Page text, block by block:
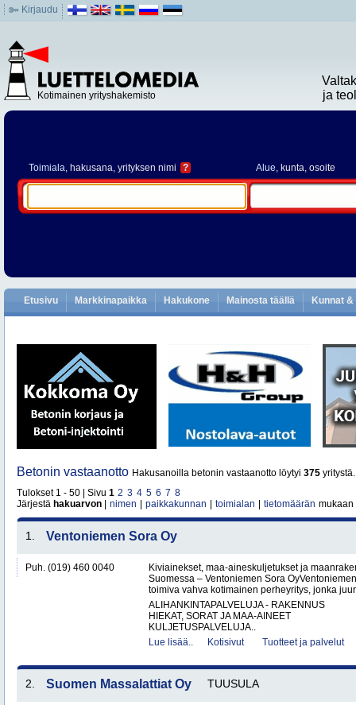
Kirjaudu
Kotimainen yrityshakemisto
ja
Toimiala, hakusana, yrityksen nimi ? Alue, kunta, osoite
Etusivu Markkinapaikka Hakukone Mainosta täällä Kunnat
Betonin vastaanotto Hakusanoilla betonin vastaanotto löytyi 375
Tulokset 1 - 50 | Sivu 1 2 3 4 5 6 7 8
Järjestä hakuarvon nimen paikkakunnan toimialan tietomäärän mukaan
1. Ventoniemen Sora Oy
Puh. (019) 460 0040
Kiviainekset, maa-aineskuljetukset ja
Suomessa – Ventoniemen Sora
toimiva vahva kotimainen perheyritys, jonka
ALIHANKINTAPALVELUJA - RAKENNUS
HIEKAT, SORAT JA MAA-AINEET
KULJETUSPALVELUJA..
Lue lisää..
Kotisivut Tuotteet ja palvelut
2. Suomen Massalattiat Oy TUUSULA